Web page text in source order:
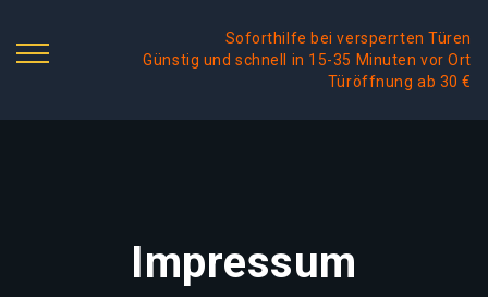
Soforthilfe bei versperrten Türen
Günstig und schnell in 15-35 Minuten vor Ort
Türöffnung ab 30 €
Impressum